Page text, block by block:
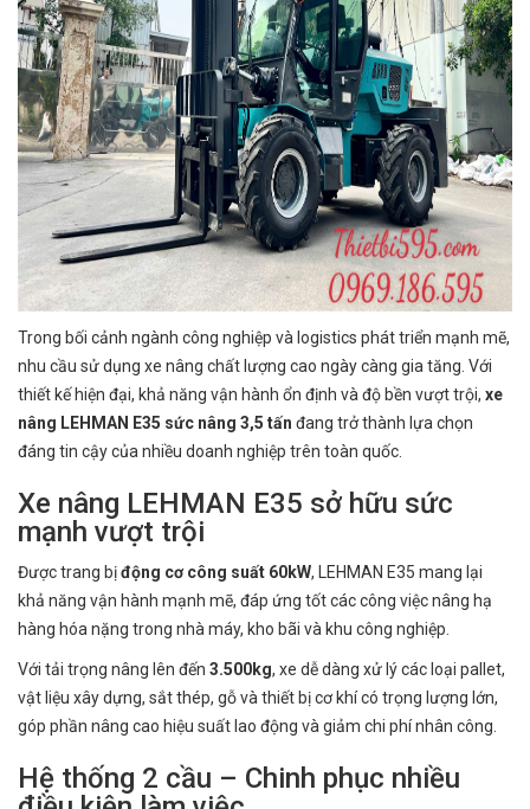
Trong bối cảnh ngành công nghiệp và logistics phát triển mạnh mẽ,
nhu cầu sử dụng xe nâng chất lượng cao ngày càng gia tăng. Với
thiết kế hiện đại, khả năng vận hành ổn định và độ bền vượt trội, xe
nâng LEHMAN E35 sức nâng 3,5 tấn đang trở thành lựa chọn
đáng tin cậy của nhiều doanh nghiệp trên toàn quốc.
Xe nâng LEHMAN E35 sở hữu sức
mạnh vượt trội
Được trang bịđộng cơ công suất 60kW, LEHMAN E35 mang lại
khả năng vận hành mạnh mẽ, đáp ứng tốt các công việc nâng hạ
hàng hóa nặng trong nhà máy, kho bãi và khu công nghiệp.
Với tải trọng nâng lên đến 3.500kg, xe dễ dàng xử lý các loại pallet,
vật liệu xây dựng, sắt thép, gỗ và thiết bị cơ khí có trọng lượng lớn,
góp phần nâng cao hiệu suất lao động và giảm chi phí nhân công.
Hệ thống 2 cầu – Chinh phục nhiều